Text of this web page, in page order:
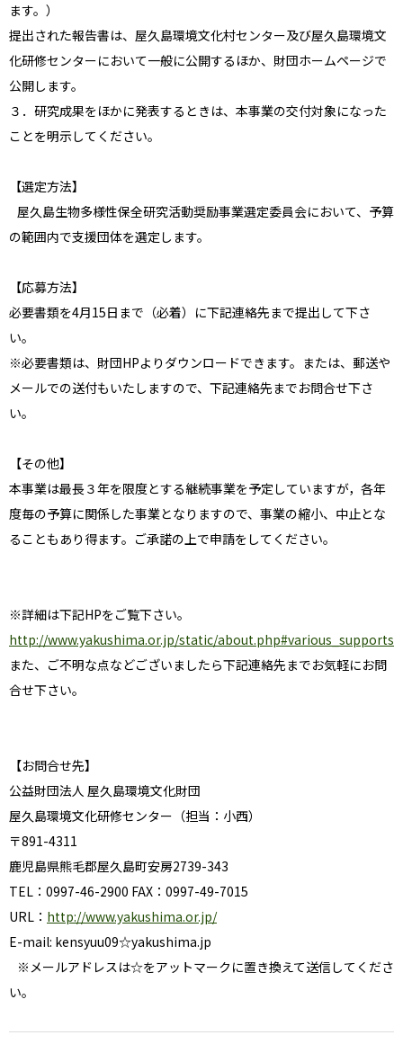
ます。）
提出された報告書は、屋久島環境文化村センター及び屋久島環境文
化研修センターにおいて一般に公開するほか、財団ホームページで
公開します。
３．研究成果をほかに発表するときは、本事業の交付対象になった
ことを明示してください。
【選定方法】
屋久島生物多様性保全研究活動奨励事業選定委員会において、予算
の範囲内で支援団体を選定します。
【応募方法】
必要書類を4月15日まで（必着）に下記連絡先まで提出して下さ
い。
※必要書類は、財団HPよりダウンロードできます。または、郵送や
メールでの送付もいたしますので、下記連絡先までお問合せ下さ
い。
【その他】
本事業は最長３年を限度とする継続事業を予定していますが，各年
度毎の予算に関係した事業となりますので、事業の縮小、中止とな
ることもあり得ます。ご承諾の上で申請をしてください。
※詳細は下記HPをご覧下さい。
http://www.yakushima.or.jp/static/about.php#various_supports
また、ご不明な点などございましたら下記連絡先までお気軽にお問
合せ下さい。
【お問合せ先】
公益財団法人 屋久島環境文化財団
屋久島環境文化研修センター（担当：小西）
〒891-4311
鹿児島県熊毛郡屋久島町安房2739-343
TEL：0997-46-2900 FAX：0997-49-7015
URL： http://www.yakushima.or.jp/
E-mail: kensyuu09☆yakushima.jp
※メールアドレスは☆をアットマークに置き換えて送信してくださ
い。